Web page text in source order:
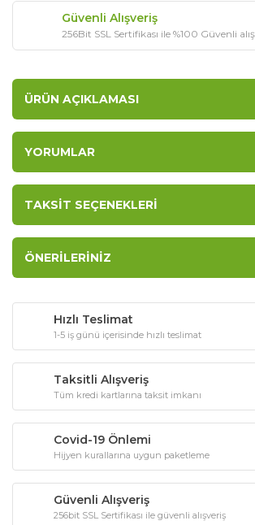
Güvenli Alışveriş
256Bit SSL Sertifikası ile %100 Güvenli
ÜRÜN AÇIKLAMASI
YORUMLAR
TAKSIT SEÇENEKLERI
ÖNERILERINIZ
Hızlı Teslimat
1-5 iş günü içerisinde hızlı teslimat
Taksitli Alışveriş
Tüm kredi kartlarına taksit imkanı
Covid-19 Önlemi
Hijyen kurallarına uygun paketleme
Güvenli Alışveriş
256bit SSL Sertifikası ile güvenli alışveriş